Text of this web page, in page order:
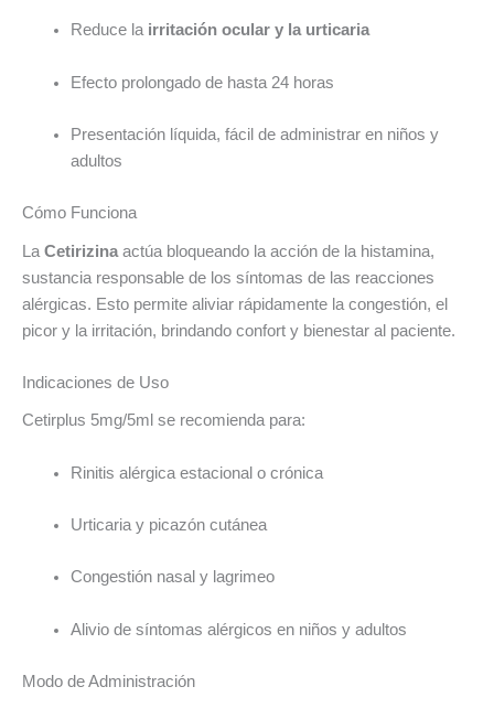
Reduce la irritación ocular y la urticaria
Efecto prolongado de hasta 24 horas
Presentación líquida, fácil de administrar en niños y
adultos
Cómo Funciona
La Cetirizina actúa bloqueando la acción de la histamina,
sustancia responsable de los síntomas de las reacciones
alérgicas. Esto permite aliviar rápidamente la congestión, el
picor y la irritación, brindando confort y bienestar al paciente.
Indicaciones de Uso
Cetirplus 5mg/5ml se recomienda para:
Rinitis alérgica estacional o crónica
Urticaria y picazón cutánea
Congestión nasal y lagrimeo
Alivio de síntomas alérgicos en niños y adultos
Modo de Administración